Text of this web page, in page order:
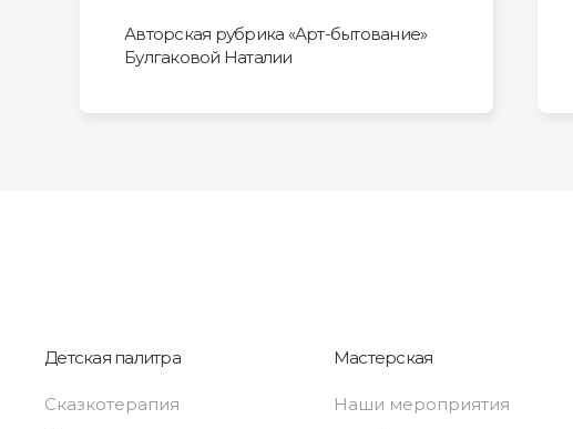
Авторская рубрика «Арт-бытование»
Булгаковой Наталии
Детская палитра
Сказкотерапия
Мастерская
Наши мероприятия